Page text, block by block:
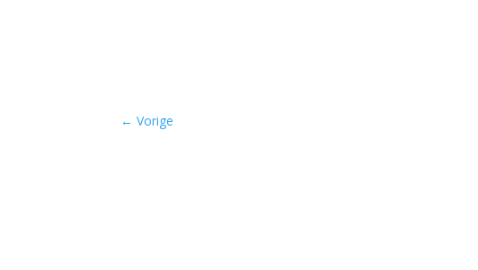
←Vorige